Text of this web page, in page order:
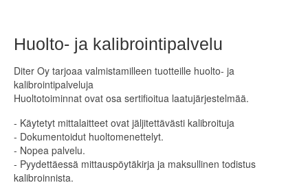
Huolto- ja kalibrointipalvelu
Diter Oy tarjoaa valmistamilleen tuotteille huolto- ja
kalibrointipalveluja
Huoltotoiminnat ovat osa sertifioitua laatujärjestelmää.
- Käytetyt mittalaitteet ovat jäljitettävästi kalibroituja
- Dokumentoidut huoltomenettelyt.
- Nopea palvelu.
- Pyydettäessä mittauspöytäkirja ja maksullinen todistus
kalibroinnista.